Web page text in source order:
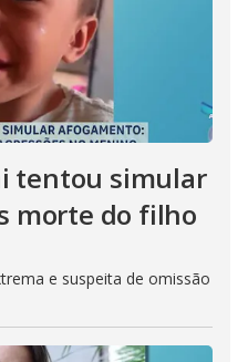
tentou simular
morte do filho
e suspeita de omissão